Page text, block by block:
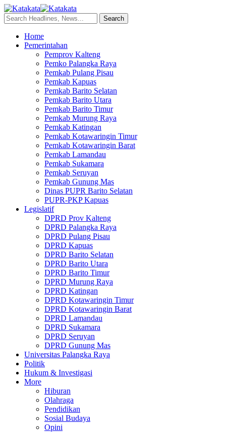
Home
Pemerintahan
Pemprov Kalteng
Pemko Palangka Raya
Pemkab Pulang Pisau
Pemkab Kapuas
Pemkab Barito Selatan
Pemkab Barito Utara
Pemkab Barito Timur
Pemkab Murung Raya
Pemkab Katingan
Pemkab Kotawaringin Timur
Pemkab Kotawaringin Barat
Pemkab Lamandau
Pemkab Sukamara
Pemkab Seruyan
Pemkab Gunung Mas
Dinas PUPR Barito Selatan
PUPR-PKP Kapuas
Legislatif
DPRD Prov Kalteng
DPRD Palangka Raya
DPRD Pulang Pisau
DPRD Kapuas
DPRD Barito Selatan
DPRD Barito Utara
DPRD Barito Timur
DPRD Murung Raya
DPRD Katingan
DPRD Kotawaringin Timur
DPRD Kotawaringin Barat
DPRD Lamandau
DPRD Sukamara
DPRD Seruyan
DPRD Gunung Mas
Universitas Palangka Raya
Politik
Hukum & Investigasi
More
Hiburan
Olahraga
Pendidikan
Sosial Budaya
Opini